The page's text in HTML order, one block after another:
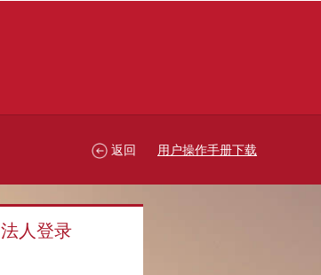
返回 用户操作手册下载
法人登录